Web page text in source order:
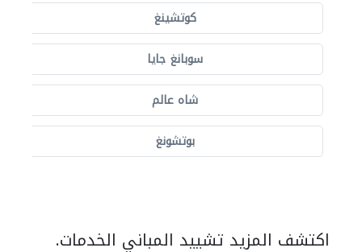
كوتشينغ
سوبانغ جايا
شاه عالم
بوتشونغ
اكتشف المزيد تشييد المباني الخدمات.